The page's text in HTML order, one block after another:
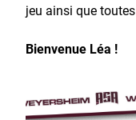
jeu ainsi que
Bienvenue Léa !